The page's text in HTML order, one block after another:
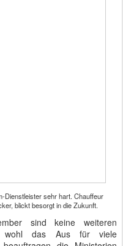
Dienstleister sehr hart. Chauffeur
blickt besorgt in die Zukunft.
sind keine weiteren
wohl das Aus für viele